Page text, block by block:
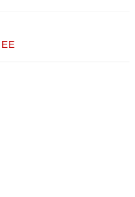
для принтера Alpha-3R